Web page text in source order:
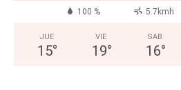
100 % 5.7kmh
JUE
15°
VIE
19°
SAB
16°